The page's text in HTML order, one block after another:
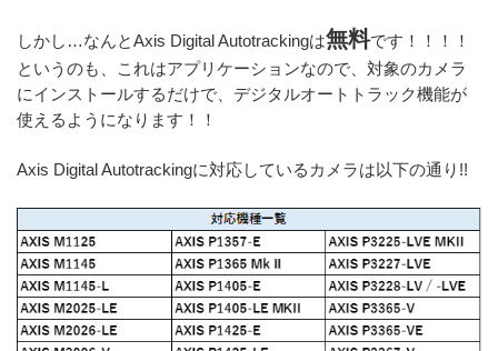
しかし…なんとAxis Digital Autotrackingは無料です！！！！
というのも、これはアプリケーションなので、対象のカメラ
にインストールするだけで、デジタルオートトラック機能が
使えるようになります！！
Axis Digital Autotrackingに対応しているカメラは以下の通り!!